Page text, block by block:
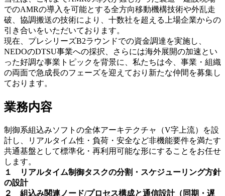
でのAMRの導入を可能とする全方向移動機構技術や外乱走
破、協調搬送の技術により、十数社を超える上場企業からの
引き合いをいただいております。
現在、プレシリーズB2ラウンドでの資金調達を実施し、
NEDOのDTSU事業への採択、さらには海外展開の加速とい
った好調な事業トピックを背景に、私たちは今、事業・組織
の両面で急成長のフェーズを迎えており新たな仲間を募集し
ております。
業務内容
制御系組込みソフトの全体アーキテクチャ（V字上流）を設
計し、リアルタイム性・負荷・安全など非機能要件を満たす
共通基盤として標準化・再利用可能な形にすることをお任せ
します。
１ リアルタイム制御タスクの分割・スケジューリング方針
の設計
２ 組込み関連ノード/プロセス構成と通信設計（同期・遅